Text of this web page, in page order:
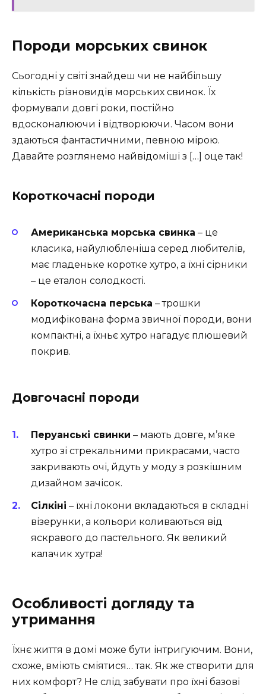
Породи морських свинок
Сьогодні у світі знайдеш чи не найбільшу
кількість різновидів морських свинок. Їх
формували довгі роки, постійно
вдосконалюючи і відтворюючи. Часом вони
здаються фантастичними, певною мірою.
Давайте розглянемо найвідоміші з […] оце так!
Короткочасні породи
Американська морська свинка – це
класика, найулюбленіша серед любителів,
має гладеньке коротке хутро, а їхні сірники
– це еталон солодкості.
Короткочасна перська – трошки
модифікована форма звичної породи, вони
компактні, а їхньє хутро нагадує плюшевий
покрив.
Довгочасні породи
Перуанські свинки – мають довге, м’яке
хутро зі стрекальними прикрасами, часто
закривають очі, йдуть у моду з розкішним
дизайном зачісок.
Сілкіні – їхні локони вкладаються в складні
візерунки, а кольори коливаються від
яскравого до пастельного. Як великий
калачик хутра!
Особливості догляду та
утримання
Їхнє життя в домі може бути інтригуючим. Вони,
схоже, вміють сміятися… так. Як же створити для
них комфорт? Не слід забувати про їхні базові